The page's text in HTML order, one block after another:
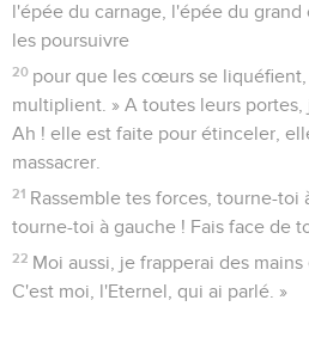
l'épée du carnage, l'épée du
les poursuivre
20 pour que les cœurs se
multiplient. » A toutes leurs portes,
Ah ! elle est faite pour étinceler,
massacrer.
21 Rassemble tes forces, tourne-toi
tourne-toi à gauche ! Fais face de
22 Moi aussi, je frapperai des
C'est moi, l'Eternel, qui ai parlé. »